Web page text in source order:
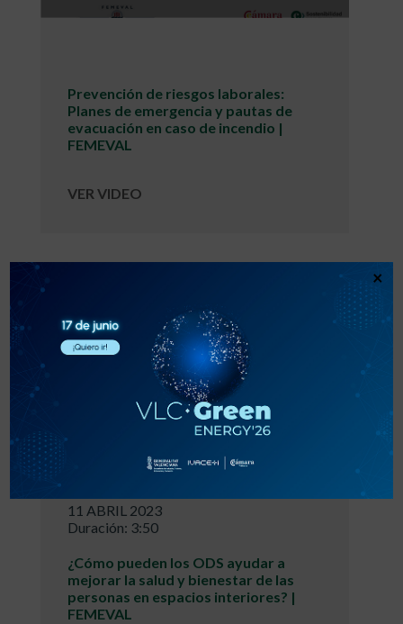
Prevención de riesgos laborales:
Planes de emergencia y pautas de
evacuación en caso de incendio |
FEMEVAL
VER VIDEO
11 ABRIL 2023
Duración: 3:50
¿Cómo pueden los ODS ayudar a
mejorar la salud y bienestar de las
personas en espacios interiores? |
FEMEVAL
×